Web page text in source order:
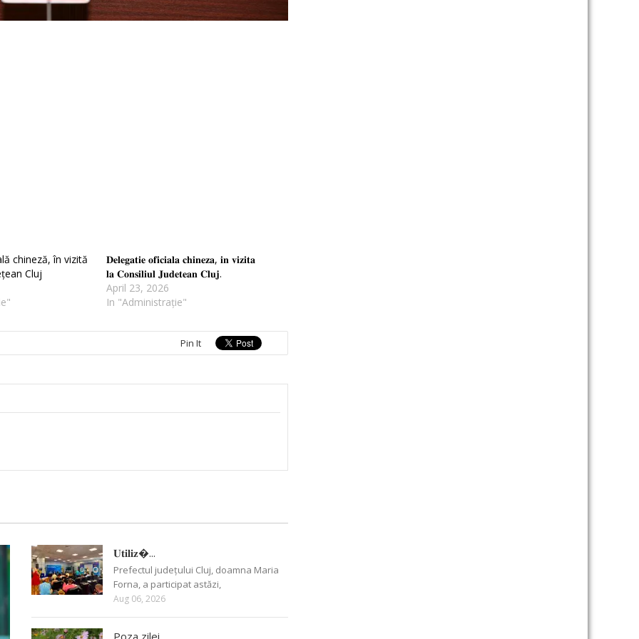
chineză, în vizită
Cluj
𝐃𝐞𝐥𝐞𝐠𝐚𝐭𝐢𝐞 𝐨𝐟𝐢𝐜𝐢𝐚𝐥𝐚 𝐜𝐡𝐢𝐧𝐞𝐳𝐚, 𝐢𝐧 𝐯𝐢𝐳𝐢𝐭𝐚
𝐥𝐚 𝐂𝐨𝐧𝐬𝐢𝐥𝐢𝐮𝐥 𝐉𝐮𝐝𝐞𝐭𝐞𝐚𝐧 𝐂𝐥𝐮𝐣.
April 23, 2026
In "Administrație"
Pin It
𝐔𝐭𝐢𝐥𝐢𝐳�...
Prefectul județului Cluj, doamna Maria
Forna, a participat astăzi,
Aug 06, 2026